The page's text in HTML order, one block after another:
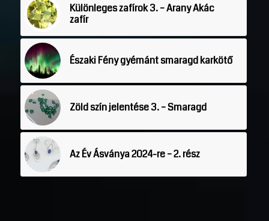
Különleges zafírok 3. – Arany Akác
zafír
Északi Fény gyémánt smaragd karkötő
Zöld szín jelentése 3. – Smaragd
Az Év Ásványa 2024-re – 2. rész